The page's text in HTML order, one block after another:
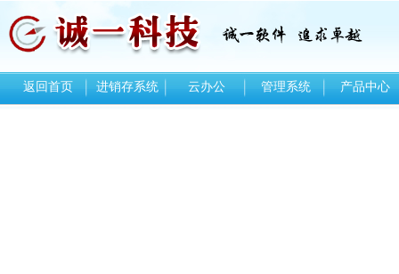
返回首页 进销存系统 云办公 管理系统 产品中心